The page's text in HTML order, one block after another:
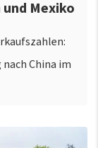
Mexiko
China im